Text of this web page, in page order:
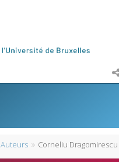
Auteurs Corneliu Dragomirescu